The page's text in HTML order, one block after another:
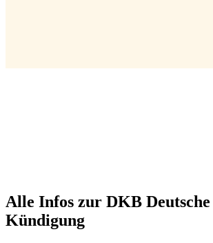
Alle Infos zur DKB
Kündigung